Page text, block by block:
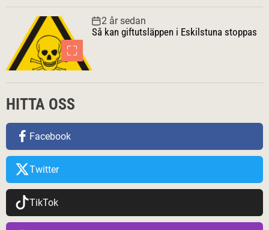
2 år sedan
Så kan giftutsläppen i Eskilstuna stoppas
HITTA OSS
Facebook
Twitter
TikTok